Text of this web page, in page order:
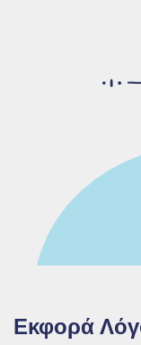
Όροι
Εκφορά